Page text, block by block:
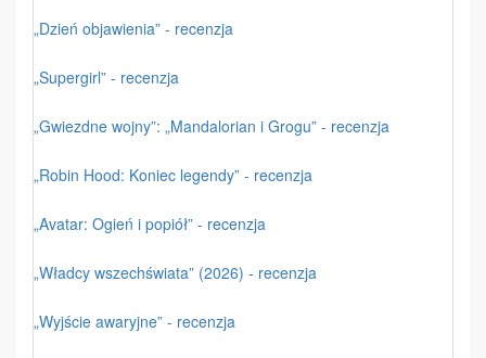
„Dzień objawienia” - recenzja
„Supergirl” - recenzja
„Gwiezdne wojny”: „Mandalorian i Grogu” - recenzja
„Robin Hood: Koniec legendy” - recenzja
„Avatar: Ogień i popiół” - recenzja
„Władcy wszechświata” (2026) - recenzja
„Wyjście awaryjne” - recenzja